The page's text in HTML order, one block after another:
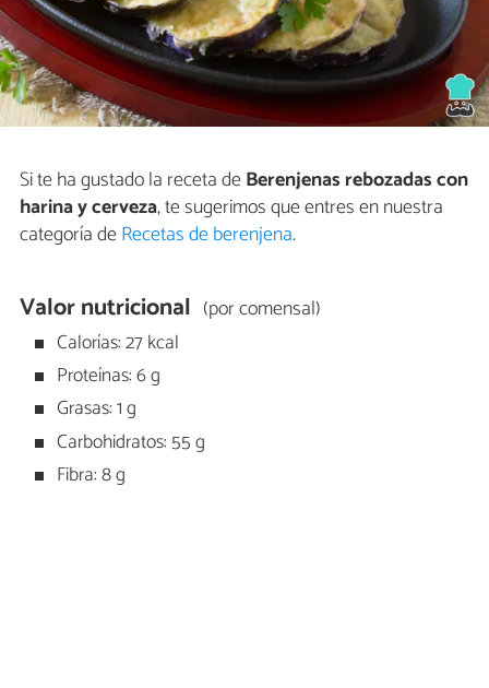
Si te ha gustado la receta deBerenjenas rebozadas con
harina y cerveza, te sugerimos que entres en nuestra
categoría deRecetas de berenjena.
Valor nutricional (por comensal)
Calorías: 27 kcal
Proteínas: 6 g
Grasas: 1 g
Carbohidratos: 55 g
Fibra: 8 g